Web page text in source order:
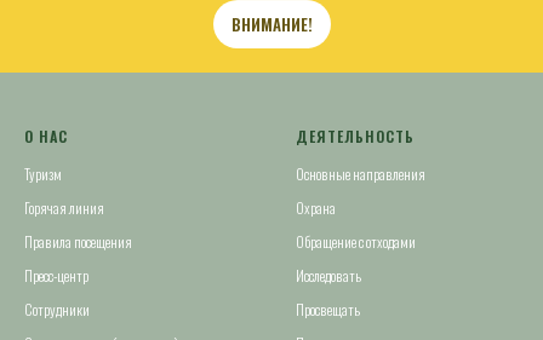
ВНИМАНИЕ!
О НАС
Туризм
Горячая линия
Правила посещения
Пресс-центр
Сотрудники
ДЕЯТЕЛЬНОСТЬ
Основные направления
Охрана
Обращение с отходами
Исследовать
Просвещать